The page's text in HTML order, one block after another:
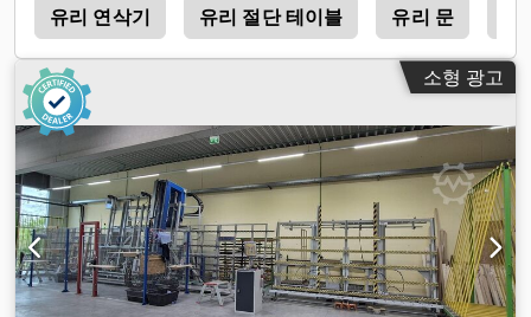
유리 연삭기 유리 절단 테이블 유리 문
소형 광고